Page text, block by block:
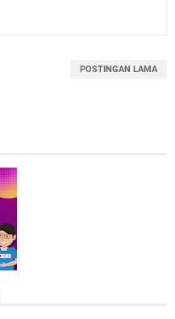
POSTINGAN LAMA